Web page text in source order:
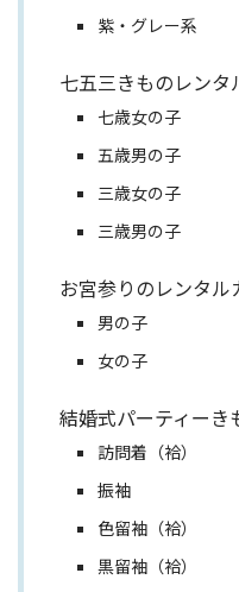
紫・グレー系
七五三きものレンタ
七歳女の子
五歳男の子
三歳女の子
三歳男の子
お宮参りのレンタル
男の子
女の子
結婚式パーティーき
訪問着（袷）
振袖
色留袖（袷）
黒留袖（袷）